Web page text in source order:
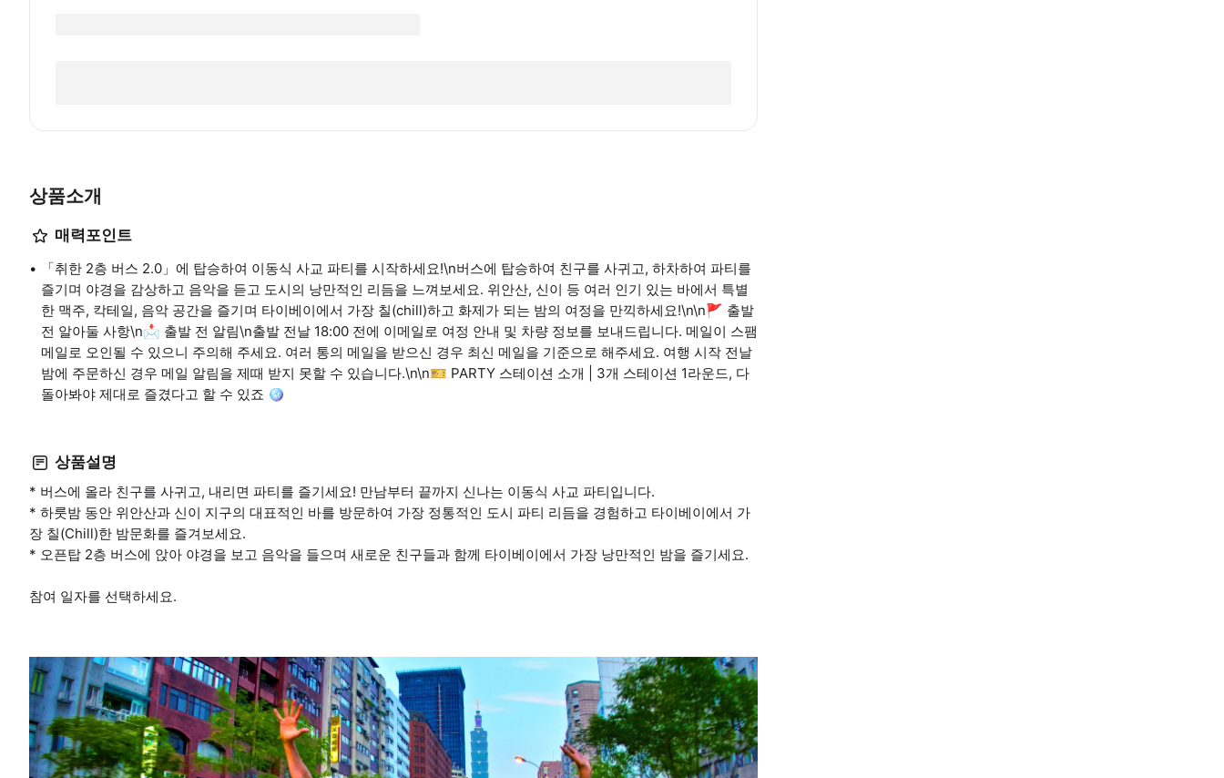
상품소개
매력포인트
「취한 2층 버스 2.0」에 탑승하여 이동식 사교 파티를 시작하세요!\n버스에 탑승하여 친구를 사귀고, 하차하여 파티를
즐기며 야경을 감상하고 음악을 듣고 도시의 낭만적인 리듬을 느껴보세요. 위안산, 신이 등 여러 인기 있는 바에서 특별
한 맥주, 칵테일, 음악 공간을 즐기며 타이베이에서 가장 칠(chill)하고 화제가 되는 밤의 여정을 만끽하세요!\n\n🚩 출발
전 알아둘 사항\n📩 출발 전 알림\n출발 전날 18:00 전에 이메일로 여정 안내 및 차량 정보를 보내드립니다. 메일이 스팸
메일로 오인될 수 있으니 주의해 주세요. 여러 통의 메일을 받으신 경우 최신 메일을 기준으로 해주세요. 여행 시작 전날
밤에 주문하신 경우 메일 알림을 제때 받지 못할 수 있습니다.\n\n🎫 PARTY 스테이션 소개 | 3개 스테이션 1라운드, 다
돌아봐야 제대로 즐겼다고 할 수 있죠 🪩
상품설명
* 버스에 올라 친구를 사귀고, 내리면 파티를 즐기세요! 만남부터 끝까지 신나는 이동식 사교 파티입니다.
* 하룻밤 동안 위안산과 신이 지구의 대표적인 바를 방문하여 가장 정통적인 도시 파티 리듬을 경험하고 타이베이에서 가
장 칠(Chill)한 밤문화를 즐겨보세요.
* 오픈탑 2층 버스에 앉아 야경을 보고 음악을 들으며 새로운 친구들과 함께 타이베이에서 가장 낭만적인 밤을 즐기세요.
참여 일자를 선택하세요.